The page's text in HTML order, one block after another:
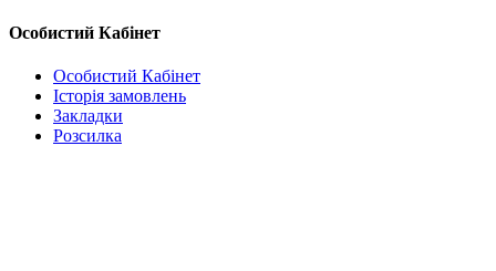
Особистий Кабінет
Особистий Кабінет
Історія замовлень
Закладки
Розсилка